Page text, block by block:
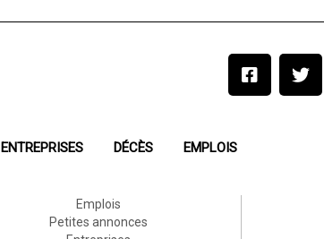
ENTREPRISES DÉCÈS EMPLOIS
Emplois
Petites annonces